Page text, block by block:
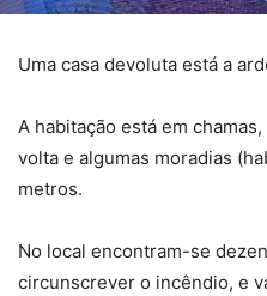
Uma casa devoluta está a
A habitação está em
volta e algumas moradias
metros.
No local encontram-se
circunscrever o incêndio, e